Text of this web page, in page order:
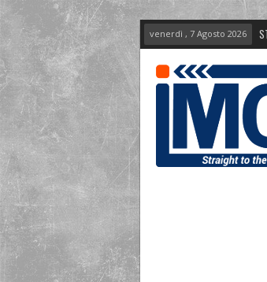
venerdì , 7 Agosto 2026